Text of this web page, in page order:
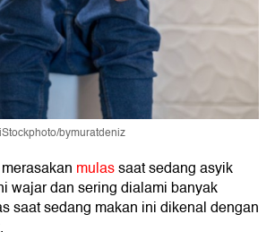
bymuratdeniz
mulassaat sedang asyik
wajar dan sering dialami banyak
saat sedang makan ini dikenal dengan